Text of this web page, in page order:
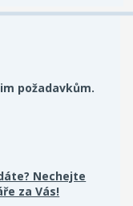
požadavkům.
Nechejte
za Vás!